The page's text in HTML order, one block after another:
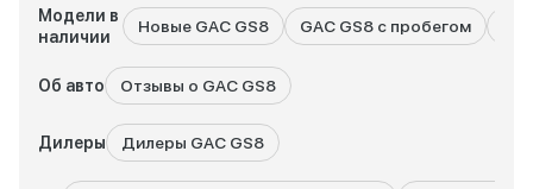
Модели в
наличии
Новые GAC GS8 GAC GS8 с пробегом
Об авто Отзывы о GAC GS8
Дилеры Дилеры GAC GS8